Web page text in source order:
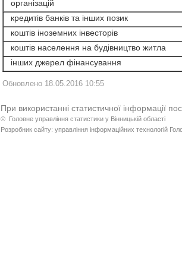
організацій
кредитів банків та інших позик
коштів іноземних інвесторів
коштів населення на будівництво житла
інших джерел фінансування
Обновлено 18.05.2016 10:55
При використанні статистичної інформації
© Головне управління статистики у Вінницькій області
Розробник сайту: управління інформаційних технологій